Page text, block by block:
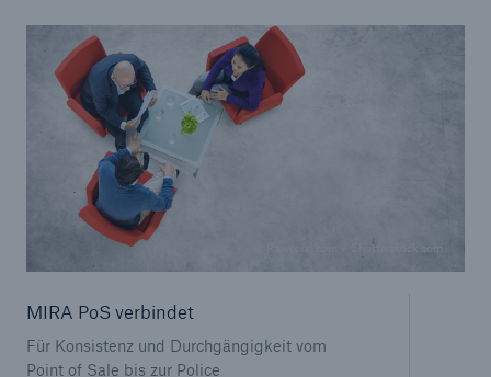
© Rawpixel.com / Shutterstock.com
MIRA PoS verbindet
Für Konsistenz und Durchgängigkeit vom
Point of Sale bis zur Police
Fakten
CLARA reduziert die Wartezeit bis zur
Versicherung bis zu